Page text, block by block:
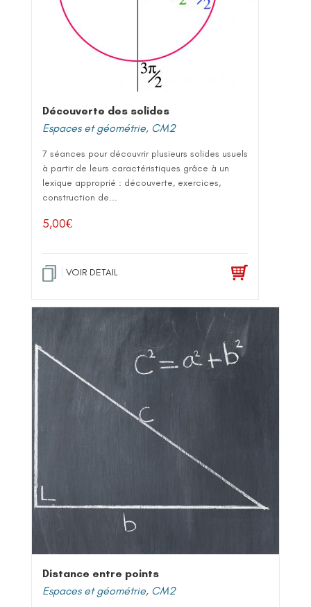
Découverte des solides
Espaces et géométrie, CM2
7 séances pour découvrir plusieurs solides usuels
à partir de leurs caractéristiques grâce à un
lexique approprié : découverte, exercices,
construction de...
5,00€
VOIR DETAIL
Distance entre points
Espaces et géométrie, CM2